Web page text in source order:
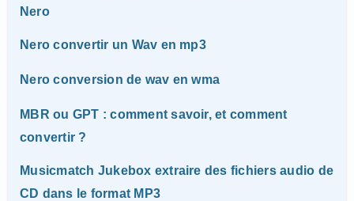
Nero
Nero convertir un Wav en mp3
Nero conversion de wav en wma
MBR ou GPT : comment savoir, et comment
convertir ?
Musicmatch Jukebox extraire des fichiers audio de
CD dans le format MP3